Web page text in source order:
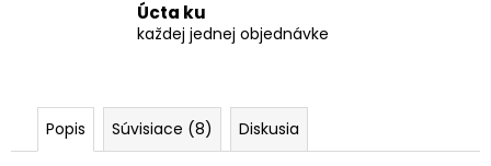
Úcta ku
každej jednej objednávke
Popis Súvisiace (8) Diskusia